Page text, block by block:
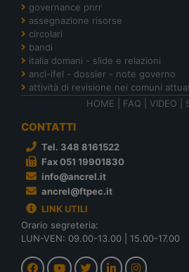
governance pnrr
assegnazione risorse
circolari
bandi
italia domani - slide e relazioni
anci-ifel - dossier - note governo
attività di revisione nei comuni
HOME
FAQ VIDEO
CONTATTI
Tel. 348 8161522
Fax 051 19901830
info@ancrel.it
ancrel@ftpec.it
LINK UTILI
Orario segreteria:
LUN-VEN: 09.00-13.00 | 15.00-17.00